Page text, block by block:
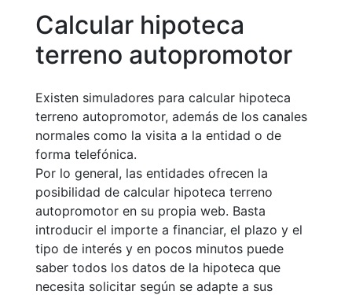
Calcular hipoteca
terreno autopromotor
Existen simuladores para calcular hipoteca
terreno autopromotor, además de los canales
normales como la visita a la entidad o de
forma telefónica.
Por lo general, las entidades ofrecen la
posibilidad de calcular hipoteca terreno
autopromotor en su propia web. Basta
introducir el importe a financiar, el plazo y el
tipo de interés y en pocos minutos puede
saber todos los datos de la hipoteca que
necesita solicitar según se adapte a sus